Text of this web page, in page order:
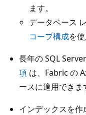
ます。
データベース
コープ構成を
長年の SQL
項 は、Fabric の
ースに適用できま
インデックスを